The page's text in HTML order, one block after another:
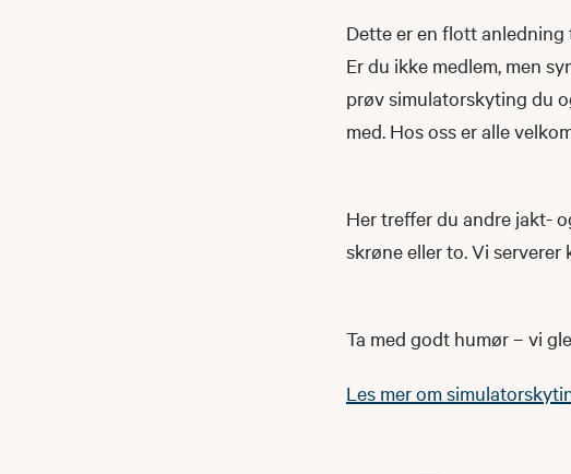
Dette er en flott anledning
Er du ikke medlem, men
prøv simulatorskyting du
med. Hos oss er alle
Her treffer du andre jakt-
skrøne eller to. Vi
Ta med godt humør – vi
Les mer om